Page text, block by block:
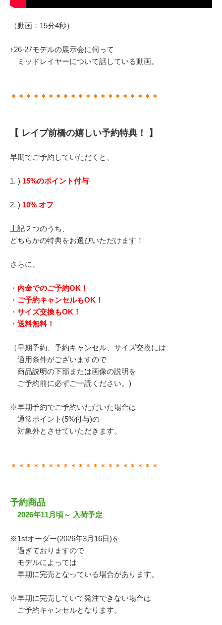
（動画：15分4秒）
↑26-27モデルの展示会に伺って
ミッドレイヤーについて話している動画。
＊＊＊＊＊＊＊＊＊＊＊＊＊＊＊＊＊＊＊＊
【 レイブ前橋の嬉しい予約特典！ 】
早期でご予約していただくと、
1. ) 15%のポイント付与
2. ) 10% オフ
上記２つのうち、
どちらかの特典をお選びいただけます！
さらに、
・ 内金でのご予約OK！
・ ご予約キャンセルもOK！
・ サイズ交換もOK！
・ 送料無料！
（早期予約、予約キャンセル、サイズ交換には
適用条件がございますので
商品説明の下部または画像の説明を
ご予約前に必ずご一読ください。)
※早期予約でご予約いただいた場合は
通常ポイント(5%付与)の
対象外とさせていただきます。
＊＊＊＊＊＊＊＊＊＊＊＊＊＊＊＊＊＊＊＊
予約商品
2026年11月頃～ 入荷予定
※1stオーダー(2026年3月16日)を
過ぎておりますので
モデルによっては
早期に完売となっている場合があります。
※早期に完売していて発注できない場合は
ご予約キャンセルとなります。